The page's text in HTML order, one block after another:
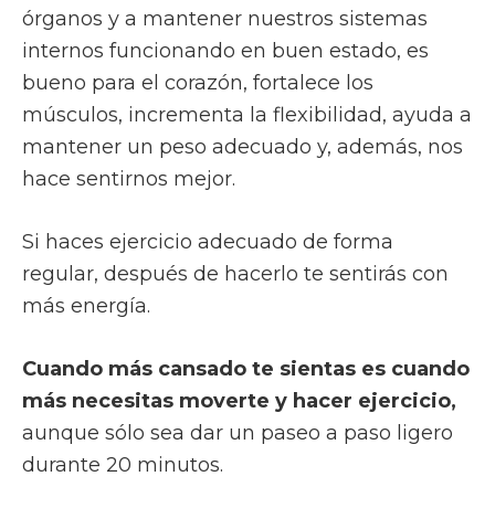
órganos y a mantener nuestros sistemas
internos funcionando en buen estado, es
bueno para el corazón, fortalece los
músculos, incrementa la flexibilidad, ayuda a
mantener un peso adecuado y, además, nos
hace sentirnos mejor.
Si haces ejercicio adecuado de forma
regular, después de hacerlo te sentirás con
más energía.
Cuando más cansado te sientas es cuando
más necesitas moverte y hacer ejercicio,
aunque sólo sea dar un paseo a paso ligero
durante 20 minutos.